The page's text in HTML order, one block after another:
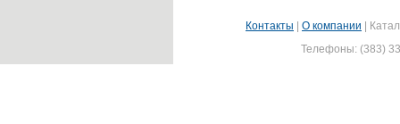
Контакты О компании
Телефоны: (383)